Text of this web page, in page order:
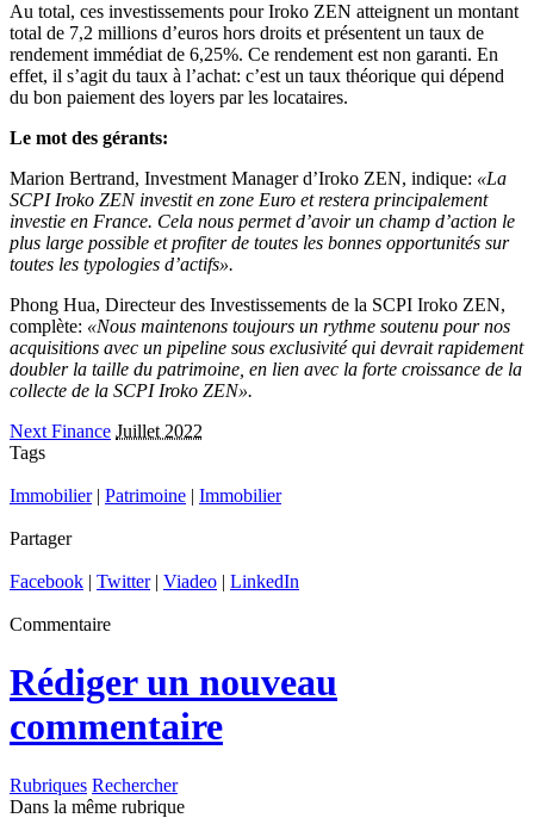
Au total, ces investissements pour Iroko ZEN atteignent un montant
total de 7,2 millions d’euros hors droits et présentent un taux de
rendement immédiat de 6,25%. Ce rendement est non garanti. En
effet, il s’agit du taux à l’achat: c’est un taux théorique qui dépend
du bon paiement des loyers par les locataires.
Le mot des gérants:
Marion Bertrand, Investment Manager d’Iroko ZEN, indique: «La
SCPI Iroko ZEN investit en zone Euro et restera principalement
investie en France. Cela nous permet d’avoir un champ d’action le
plus large possible et profiter de toutes les bonnes opportunités sur
toutes les typologies d’actifs».
Phong Hua, Directeur des Investissements de la SCPI Iroko ZEN,
complète: «Nous maintenons toujours un rythme soutenu pour nos
acquisitions avec un pipeline sous exclusivité qui devrait rapidement
doubler la taille du patrimoine, en lien avec la forte croissance de la
collecte de la SCPI Iroko ZEN».
Next Finance Juillet 2022
Tags
Immobilier| Patrimoine | Immobilier
Partager
Facebook | Twitter| Viadeo | LinkedIn
Commentaire
Rédiger un nouveau
commentaire
Rubriques Rechercher
Dans la même rubrique